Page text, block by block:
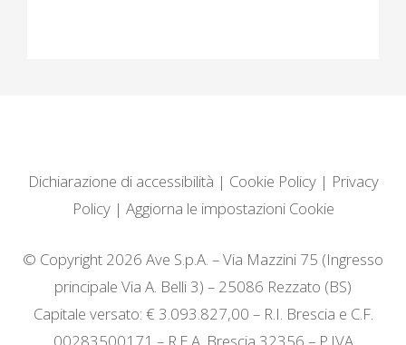
Dichiarazione di accessibilità | Cookie Policy| Privacy
Policy| Aggiorna le impostazioni Cookie
© Copyright 2026 Ave S.p.A. – Via Mazzini 75 (Ingresso
principale Via A. Belli 3) – 25086 Rezzato (BS)
Capitale versato: € 3.093.827,00 – R.I. Brescia e C.F.